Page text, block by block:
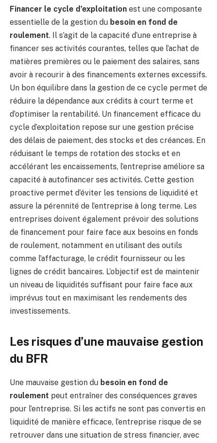
Financer le cycle d’exploitation est une composante
essentielle de la gestion du besoin en fond de
roulement. Il s’agit de la capacité d’une entreprise à
financer ses activités courantes, telles que l’achat de
matières premières ou le paiement des salaires, sans
avoir à recourir à des financements externes excessifs.
Un bon équilibre dans la gestion de ce cycle permet de
réduire la dépendance aux crédits à court terme et
d’optimiser la rentabilité. Un financement efficace du
cycle d’exploitation repose sur une gestion précise
des délais de paiement, des stocks et des créances. En
réduisant le temps de rotation des stocks et en
accélérant les encaissements, l’entreprise améliore sa
capacité à autofinancer ses activités. Cette gestion
proactive permet d’éviter les tensions de liquidité et
assure la pérennité de l’entreprise à long terme. Les
entreprises doivent également prévoir des solutions
de financement pour faire face aux besoins en fonds
de roulement, notamment en utilisant des outils
comme l’affacturage, le crédit fournisseur ou les
lignes de crédit bancaires. L’objectif est de maintenir
un niveau de liquidités suffisant pour faire face aux
imprévus tout en maximisant les rendements des
investissements.
Les risques d’une mauvaise gestion
du BFR
Une mauvaise gestion du besoin en fond de
roulement peut entraîner des conséquences graves
pour l’entreprise. Si les actifs ne sont pas convertis en
liquidité de manière efficace, l’entreprise risque de se
retrouver dans une situation de stress financier, avec